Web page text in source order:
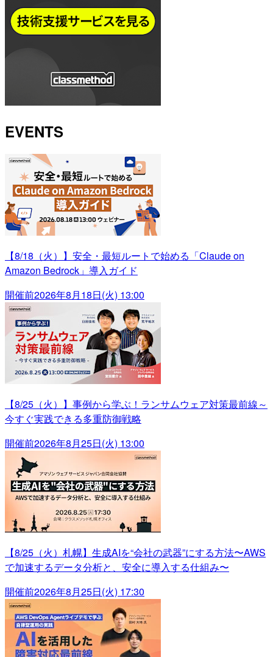
EVENTS
【8/18（火）】安全・最短ルートで始める「Claude on
Amazon Bedrock」導入ガイド
開催前2026年8月18日(火) 13:00
【8/25（火）】事例から学ぶ！ランサムウェア対策最前線～
今すぐ実践できる多重防御戦略
開催前2026年8月25日(火) 13:00
【8/25（火）札幌】生成AIを“会社の武器”にする方法〜AWS
で加速するデータ分析と、安全に導入する仕組み〜
開催前2026年8月25日(火) 17:30